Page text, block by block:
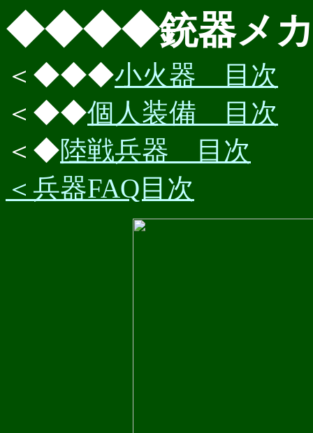
◆◆◆◆銃器メカ
＜◆◆◆小火器 目次
＜◆◆個人装備 目次
＜◆陸戦兵器 目次
＜兵器FAQ目次